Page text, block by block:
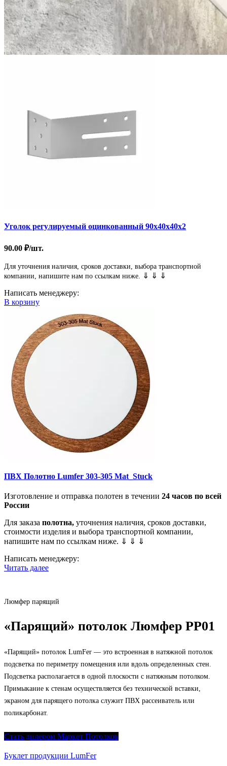
Уголок регулируемый оцинкованный 90х40х40х2
90.00 ₽/шт.
Для уточнения наличия, сроков доставки, выбора транспортной
компании, напишите нам по ссылкам ниже.
⇓ ⇓ ⇓
Написать менеджеру:
В корзину
ПВХ Полотно Lumfer 303-305 Mat_Stuck
Изготовление и отправка полотен в течении 24 часов по всей
России
Для заказа полотна, уточнения наличия, сроков доставки,
стоимости изделия и выбора транспортной компании,
напишите нам по ссылкам ниже. ⇓ ⇓ ⇓
Написать менеджеру:
Читать далее
Люмфер парящий
«Парящий» потолок Люмфер PP01
«Парящий» потолок LumFer — это встроенная в натяжной потолок
подсветка по периметру помещения или вдоль определенных стен.
Подсветка располагается в одной плоскости с натяжным потолком.
Примыкание к стенам осуществляется без технической вставки,
экраном для парящего потолка служит ПВХ рассеиватель или
поликарбонат.
Стать дилером Маркет Потолков
Буклет продукции LumFer